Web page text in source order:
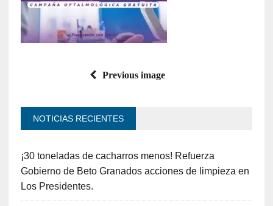
Previous image
NOTICIAS RECIENTES
¡30 toneladas de cacharros menos! Refuerza
Gobierno de Beto Granados acciones de limpieza en
Los Presidentes.